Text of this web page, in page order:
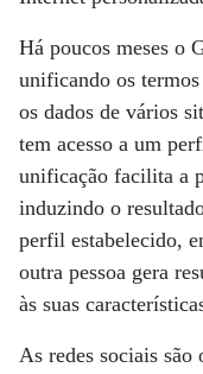
Há poucos meses o
unificando os
os dados de vários
tem acesso a um
unificação facilita a
induzindo o
perfil estabelecido,
outra pessoa gera
às suas
As redes sociais